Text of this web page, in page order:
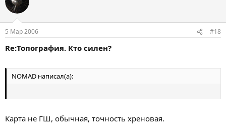
5 Мар 2006 #18
Re:Топография. Кто силен?
NOMAD написал(а):
Карта не ГШ, обычная, точность хреновая.